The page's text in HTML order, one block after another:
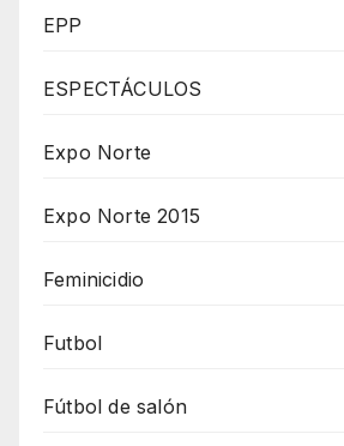
EPP
ESPECTÁCULOS
Expo Norte
Expo Norte 2015
Feminicidio
Futbol
Fútbol de salón